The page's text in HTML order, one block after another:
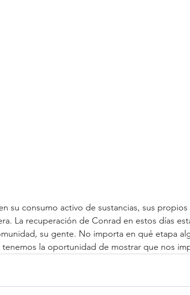
su consumo activo de sustancias, sus propios
La recuperación de Conrad en estos días
su gente. No importa en qué etapa
la oportunidad de mostrar que nos